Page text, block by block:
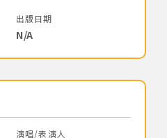
出版日期
N/A
演唱/表演人